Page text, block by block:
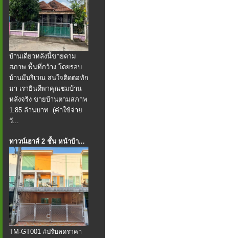
บ้านเดี่ยวหลังนี้ขายตาม
สภาพ พื้นที่กว้าง โดยรอบ
บ้านมีบริเวณ สนใจติดต่อทัก
มา เรายินดีพาคุณชมบ้าน
หลังจริง ขายบ้านตามสภาพ
1.85 ล้านบาท (ค่าใข้จ่าย
วั...
ทาวน์เฮาส์ 2 ชั้น หน้าบ้า...
TM-GT001 #ปรับลดราคา